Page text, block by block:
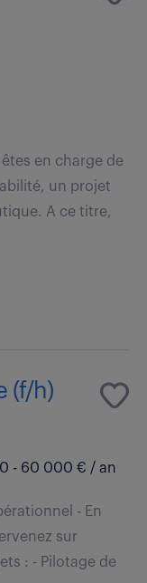
en charge de
un projet
A ce titre,
(f/h)
- 60 000 € / an
- En
sur
: - Pilotage de